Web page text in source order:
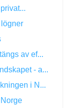
av ef...
- a...
i N...